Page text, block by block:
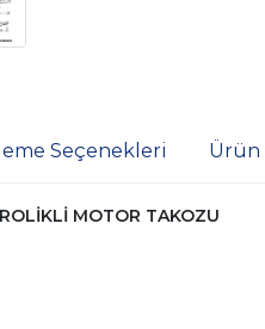
Seçenekleri Ürün
MOTOR TAKOZU